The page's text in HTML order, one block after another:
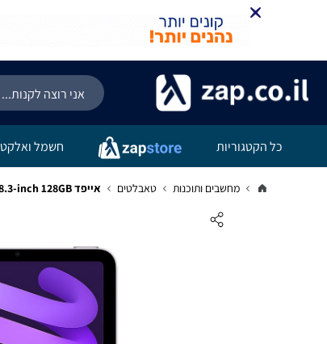
כל הקטגוריות חשמל
מחשבים ותוכנות טאבלטים אייפד Apple iPad mini (A17 Pro) WiFi + Cellular MXPR3KN/A 8.3-inch 128GB בצבע Purple